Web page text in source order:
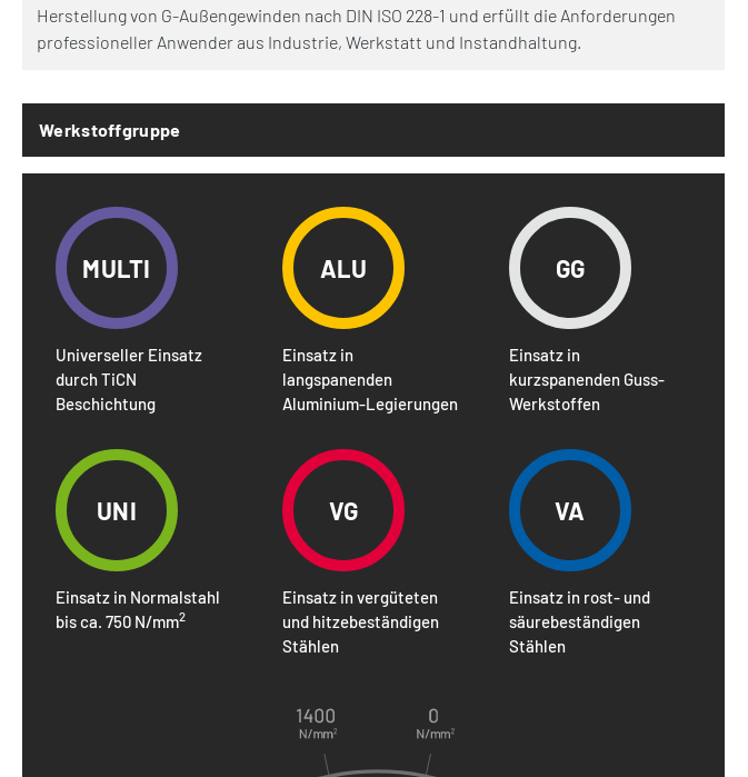
Herstellung von G-Außengewinden nach DIN ISO 228-1 und erfüllt die Anforderungen
professioneller Anwender aus Industrie, Werkstatt und Instandhaltung.
Werkstoffgruppe
MULTI
Universeller Einsatz
durch TiCN
Beschichtung
ALU
Einsatz in
langspanenden
Aluminium-Legierungen
GG
Einsatz in
kurzspanenden Guss-
Werkstoffen
UNI
Einsatz in Normalstahl
bis ca. 750 N/mm2
VG
Einsatz in vergüteten
und hitzebeständigen
Stählen
VA
Einsatz in rost- und
säurebeständigen
Stählen